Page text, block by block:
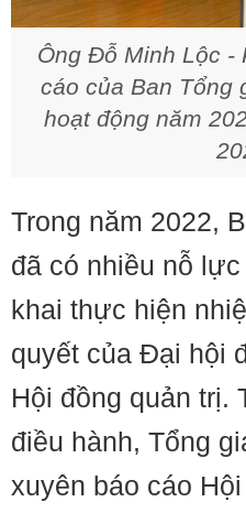
Ông Đỗ Minh Lộc -
cáo của Ban Tổng
hoạt động năm
Trong năm 2022,
đã có nhiều nỗ
khai thực hiện
quyết của Đại hội
Hội đồng quản trị.
điều hành, Tổng
xuyên báo cáo